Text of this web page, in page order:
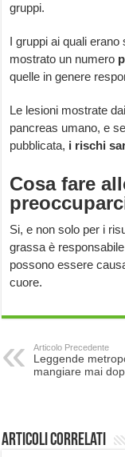
gruppi.
I gruppi ai quali
mostrato un numero
quelle in genere
Le lesioni mostrate
pancreas umano, e
pubblicata, i rischi
Cosa fare
Si, e non solo per i
grassa è
possono essere
cuore.
Articolo Precedente
Leggende
mangiare mai
Articoli correlati